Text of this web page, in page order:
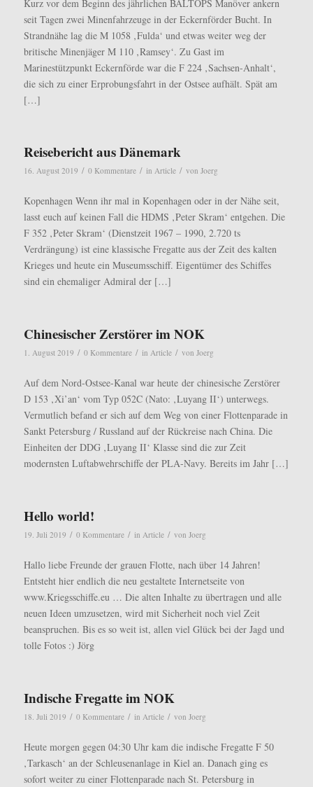
Kurz vor dem Beginn des jährlichen BALTOPS Manöver ankern
seit Tagen zwei Minenfahrzeuge in der Eckernförder Bucht. In
Strandnähe lag die M 1058 ‚Fulda‘ und etwas weiter weg der
britische Minenjäger M 110 ‚Ramsey‘. Zu Gast im
Marinestützpunkt Eckernförde war die F 224 ‚Sachsen-Anhalt‘,
die sich zu einer Erprobungsfahrt in der Ostsee aufhält. Spät am
[…]
Reisebericht aus Dänemark
16. August 2019 / 0 Kommentare / in Article / von Joerg
Kopenhagen Wenn ihr mal in Kopenhagen oder in der Nähe seit,
lasst euch auf keinen Fall die HDMS ‚Peter Skram‘ entgehen. Die
F 352 ‚Peter Skram‘ (Dienstzeit 1967 – 1990, 2.720 ts
Verdrängung) ist eine klassische Fregatte aus der Zeit des kalten
Krieges und heute ein Museumsschiff. Eigentümer des Schiffes
sind ein ehemaliger Admiral der […]
Chinesischer Zerstörer im NOK
1. August 2019 / 0 Kommentare / in Article / von Joerg
Auf dem Nord-Ostsee-Kanal war heute der chinesische Zerstörer
D 153 ‚Xi’an‘ vom Typ 052C (Nato: ‚Luyang II‘) unterwegs.
Vermutlich befand er sich auf dem Weg von einer Flottenparade in
Sankt Petersburg / Russland auf der Rückreise nach China. Die
Einheiten der DDG ‚Luyang II‘ Klasse sind die zur Zeit
modernsten Luftabwehrschiffe der PLA-Navy. Bereits im Jahr […]
Hello world!
19. Juli 2019 / 0 Kommentare / in Article / von Joerg
Hallo liebe Freunde der grauen Flotte, nach über 14 Jahren!
Entsteht hier endlich die neu gestaltete Internetseite von
www.Kriegsschiffe.eu … Die alten Inhalte zu übertragen und alle
neuen Ideen umzusetzen, wird mit Sicherheit noch viel Zeit
beanspruchen. Bis es so weit ist, allen viel Glück bei der Jagd und
tolle Fotos :) Jörg
Indische Fregatte im NOK
18. Juli 2019 / 0 Kommentare / in Article / von Joerg
Heute morgen gegen 04:30 Uhr kam die indische Fregatte F 50
‚Tarkasch‘ an der Schleusenanlage in Kiel an. Danach ging es
sofort weiter zu einer Flottenparade nach St. Petersburg in